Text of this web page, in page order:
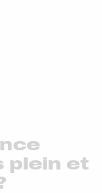
plein et